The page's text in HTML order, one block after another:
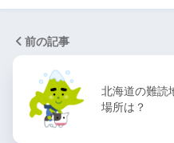
前の記事
北海道の難読
場所は？